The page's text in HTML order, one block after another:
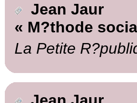
Jean Jaur
« M?thode
La Petite